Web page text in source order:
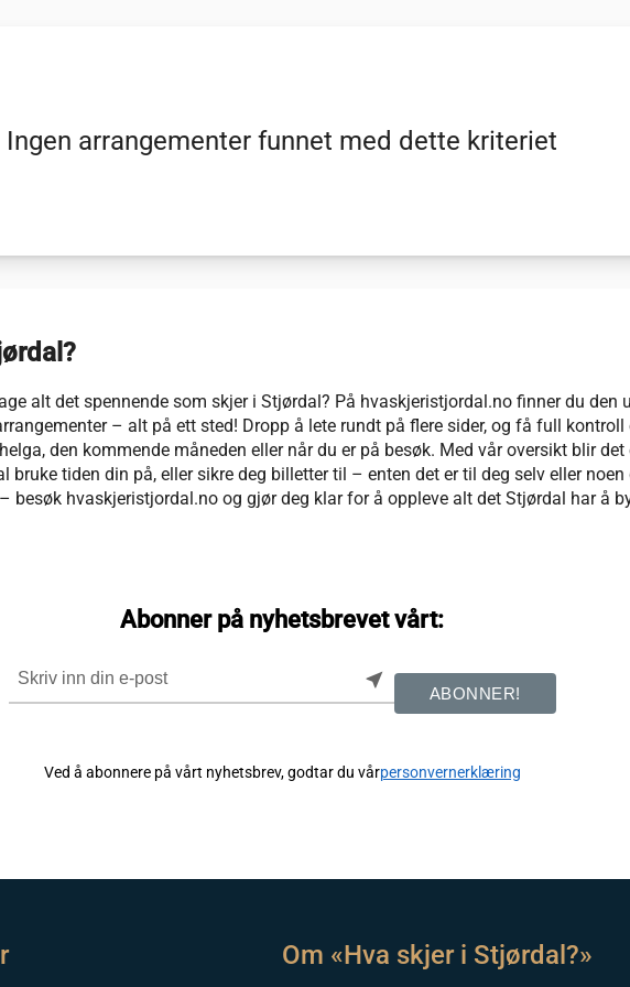
Ingen arrangementer funnet med dette kriteriet
alt det spennende som skjer i Stjørdal? På hvaskjeristjordal.no finner du den
– alt på ett sted! Dropp å lete rundt på flere sider, og få full kontroll
den kommende måneden eller når du er på besøk. Med vår oversikt blir det
bruke tiden din på, eller sikre deg billetter til – enten det er til deg selv eller noen
besøk hvaskjeristjordal.no og gjør deg klar for å oppleve alt det Stjørdal har å
Abonner på nyhetsbrevet vårt:
near_me
ABONNER!
Ved å abonnere på vårt nyhetsbrev, godtar du vårpersonvernerklæring
Om «Hva skjer i Stjørdal?»